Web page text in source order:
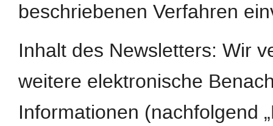
beschriebenen Verfahren
Inhalt des Newsletters: Wir
weitere elektronische
Informationen (nachfolgend